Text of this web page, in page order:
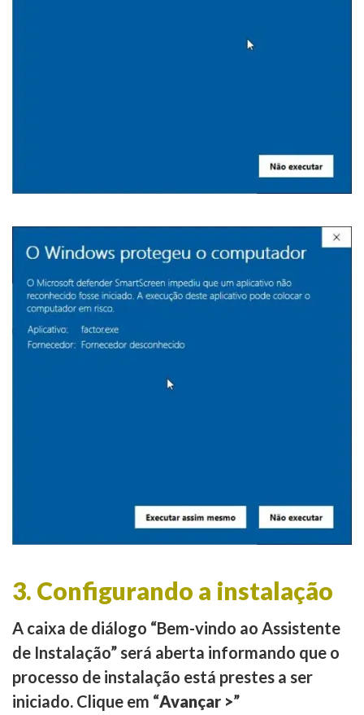
3. Configurando a instalação
A caixa de diálogo “Bem-vindo ao Assistente
de Instalação” será aberta informando que o
processo de instalação está prestes a ser
iniciado. Clique em “Avançar >”